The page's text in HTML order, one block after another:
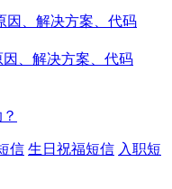
因、解决方案、代码
、解决方案、代码
信 生日祝福短信 入职短